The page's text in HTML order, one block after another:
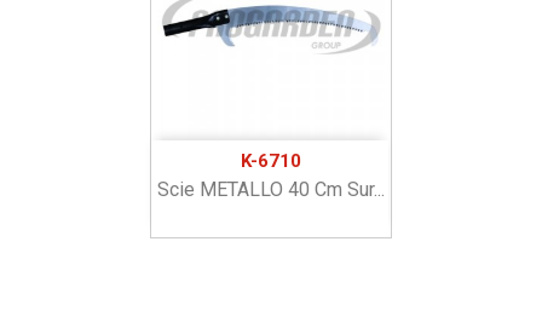
K-6710
Scie METALLO 40 Cm Sur...